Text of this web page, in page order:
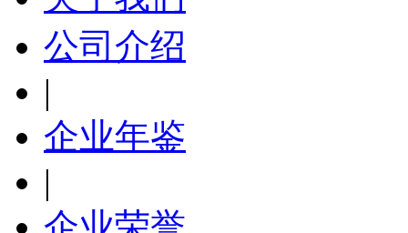
公司介绍
|
企业年鉴
|